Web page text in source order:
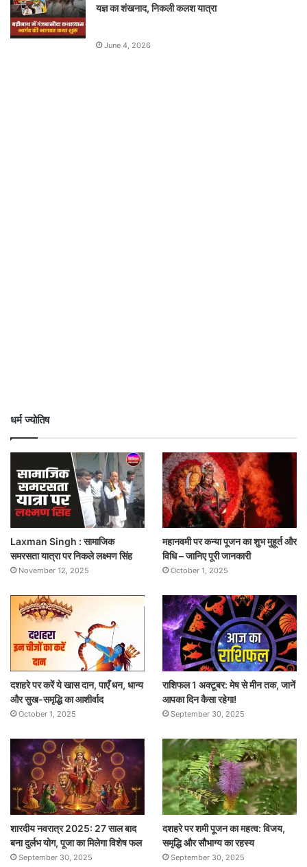
यज्ञ का शंखनाद, निकली कलश यात्रा
June 4, 2026
धर्म ज्योतिष
Laxman Singh : सामाजिक
समरसता यात्रा पर निकले लक्ष्मण सिंह
November 12, 2025
महानवमी पर कन्या पूजन का शुभ मुहूर्त और
विधि – जानिए पूरी जानकारी
October 1, 2025
दशहरे पर करें ये खास दान, पाएँ धन, धान्य
और सुख-समृद्धि का आशीर्वाद
October 1, 2025
राशिफल 1 अक्टूबर: मेष से मीन तक, जानें
आपका दिन कैसा रहेगा!
September 30, 2025
शारदीय नवरात्र 2025: 27 साल बाद
बना दुर्लभ योग, पूजा का मिलेगा विशेष फल
September 30, 2025
दशहरे पर शमी पूजन का महत्व: विजय,
समृद्धि और सौभाग्य का रहस्य
September 30, 2025